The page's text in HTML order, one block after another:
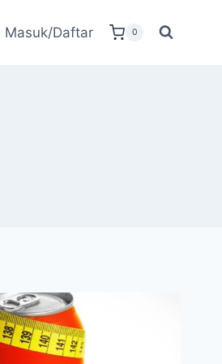
Masuk/Daftar 0